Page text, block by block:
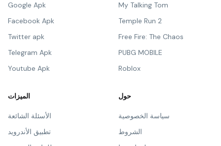
Google Apk
Facebook Apk
Twitter apk
Telegram Apk
Youtube Apk
My Talking Tom
Temple Run 2
Free Fire: The Chaos
PUBG MOBILE
Roblox
الميزات
الأسئلة الشائعة
تطبيق الأندرويد
حول
سياسة الخصوصية
الشروط